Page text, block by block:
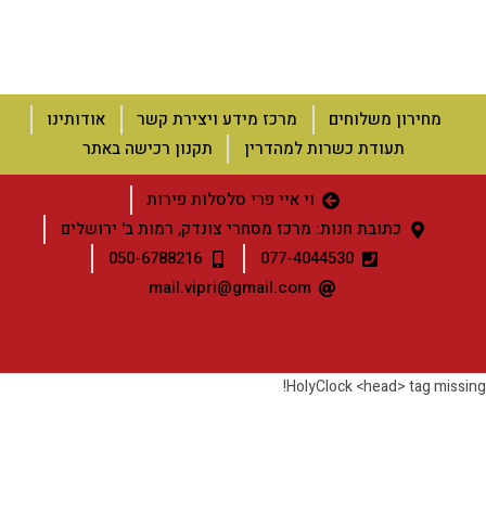
מחירון משלוחים מרכז מידע ויצירת קשר
אודותינו
תעודת כשרות למהדרין
תקנון רכישה באתר
וי איי פרי סלסלות פירות
כתובת חנות: מרכז מסחרי צונדק, רמות ב' ירושלים
077-4044530
050-6788216
mail.vipri@gmail.com
HolyClock <head> tag